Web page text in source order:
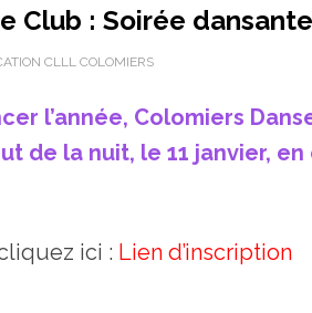
Club : Soirée
CLLL COLOMIERS
l’année, Colomiers
de la nuit, le 11 janvier,
ici : Lien d’inscription